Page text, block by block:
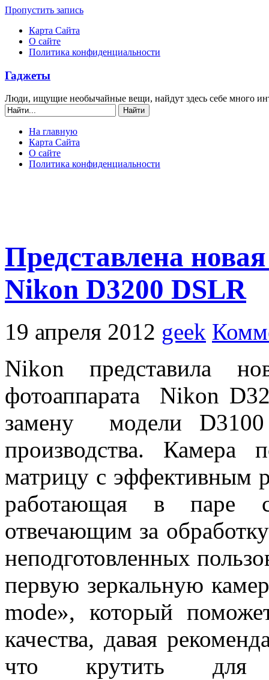
Пропустить запись
Карта Сайта
О сайте
Политика конфиденциальности
Гаджеты
Люди, ищущие необычайные вещи, найдут здесь себе много
На главную
Карта Сайта
О сайте
Политика конфиденциальности
Представлена
Nikon D3200 DSLR
19 апреля 2012 geek
Nikon представила
фотоаппарата Nikon
замену модели D3100
производства. Камера
матрицу с эффективным
работающая в паре
отвечающим за
неподготовленных
первую зеркальную
mode», который
качества, давая
что крутить для